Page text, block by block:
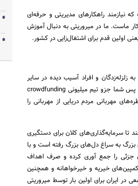
راهکارهای مدیریتی و حرفه‌ای
ماست. ما در میروریتی به دنبال آموزش
اولین قدم برای اشتغال‌زایی در کشور.
و افراد آسیب دیده در سایر
بلایای طبیعی مانند سیل و... کمک‌های نقدی و غیرنقدی خود را صرف نموده‌اید، پس شما جزو تیم میلیونی crowdfunding
مهربانی مردم دریایی از مهربانی را
سرمایه‌گذاری‌های کلان برای دستگیری
بزرگ به سراغ دل‌های بزرگ رفته است و با
را جمع آوری کرده و صرف اهداف
خیریه و خیرخواهانه و همچنین
ایران برای اولین بار توسط میروریتی